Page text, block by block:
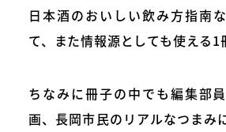
日本酒のおいしい飲み方指南
て、また情報源としても使える1
ちなみに冊子の中でも編集部
画、長岡市民のリアルなつまみ